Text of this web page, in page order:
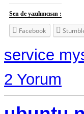
Sen de yazılımcısın :
Facebook
service
2 Yorum